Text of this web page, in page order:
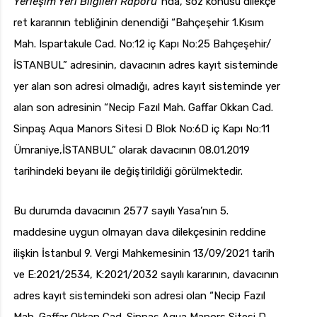
ret kararının tebliğinin denendiği “Bahçeşehir 1.Kısım
Mah. Ispartakule Cad. No:12 iç Kapı No:25 Bahçeşehir/
İSTANBUL” adresinin, davacının adres kayıt sisteminde
yer alan son adresi olmadığı, adres kayıt sisteminde yer
alan son adresinin “Necip Fazıl Mah. Gaffar Okkan Cad.
Sinpaş Aqua Manors Sitesi D Blok No:6D iç Kapı No:11
Ümraniye,İSTANBUL” olarak davacının 08.01.2019
tarihindeki beyanı ile değiştirildiği görülmektedir.
Bu durumda davacının 2577 sayılı Yasa’nın 5.
maddesine uygun olmayan dava dilekçesinin reddine
ilişkin İstanbul 9. Vergi Mahkemesinin 13/09/2021 tarih
ve E:2021/2534, K:2021/2032 sayılı kararının, davacının
adres kayıt sistemindeki son adresi olan “Necip Fazıl